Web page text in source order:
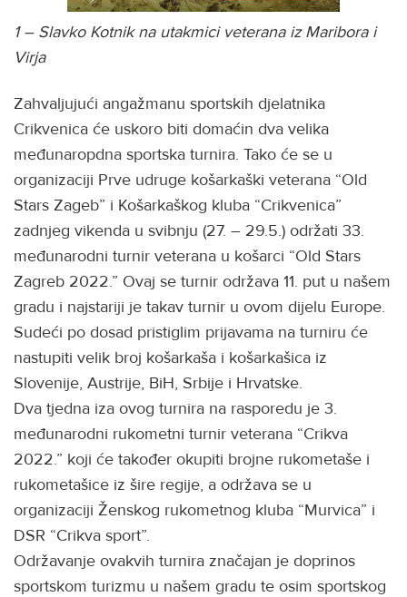
1 – Slavko Kotnik na utakmici veterana iz Maribora i
Virja
Zahvaljujući angažmanu sportskih djelatnika
Crikvenica će uskoro biti domaćin dva velika
međunaropdna sportska turnira. Tako će se u
organizaciji Prve udruge košarkaški veterana “Old
Stars Zageb” i Košarkaškog kluba “Crikvenica”
zadnjeg vikenda u svibnju (27. – 29.5.) održati 33.
međunarodni turnir veterana u košarci “Old Stars
Zagreb 2022.” Ovaj se turnir održava 11. put u našem
gradu i najstariji je takav turnir u ovom dijelu Europe.
Sudeći po dosad pristiglim prijavama na turniru će
nastupiti velik broj košarkaša i košarkašica iz
Slovenije, Austrije, BiH, Srbije i Hrvatske.
Dva tjedna iza ovog turnira na rasporedu je 3.
međunarodni rukometni turnir veterana “Crikva
2022.” koji će također okupiti brojne rukometaše i
rukometašice iz šire regije, a održava se u
organizaciji Ženskog rukometnog kluba “Murvica” i
DSR “Crikva sport”.
Održavanje ovakvih turnira značajan je doprinos
sportskom turizmu u našem gradu te osim sportskog